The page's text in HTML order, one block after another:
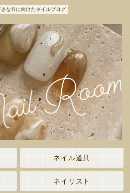
な方に向けたネイルブログ
ネイル道具
ネイリスト